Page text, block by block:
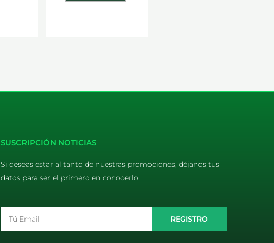
SUSCRIPCIÓN NOTICIAS
Si deseas estar al tanto de nuestras promociones, déjanos tus
datos para ser el primero en conocerlo.
REGISTRO